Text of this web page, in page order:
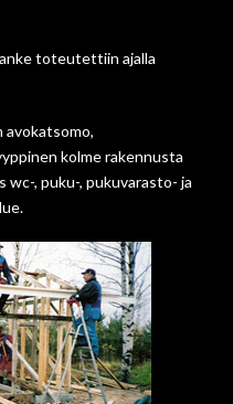
toteutettiin ajalla
avokatsomo,
kolme rakennusta
wc-, puku-, pukuvarasto- ja